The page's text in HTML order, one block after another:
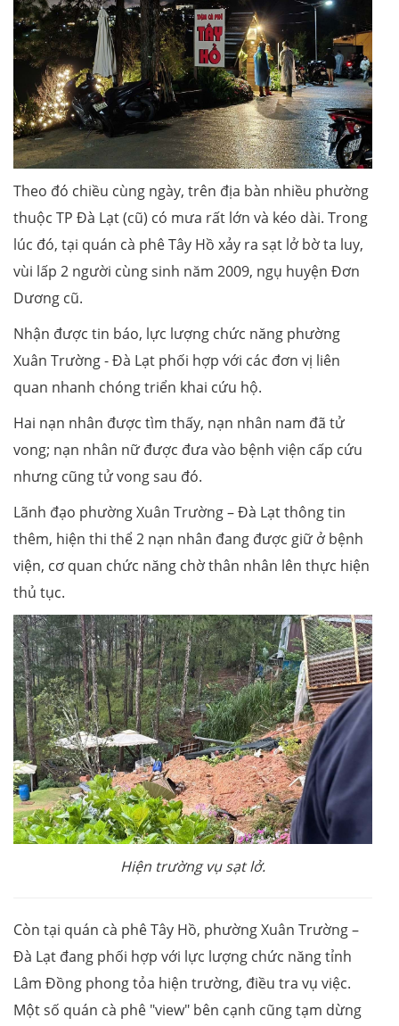
Theo đó chiều cùng ngày, trên địa bàn nhiều phường
thuộc TP Đà Lạt (cũ) có mưa rất lớn và kéo dài. Trong
lúc đó, tại quán cà phê Tây Hồ xảy ra sạt lở bờ ta luy,
vùi lấp 2 người cùng sinh năm 2009, ngụ huyện Đơn
Dương cũ.
Nhận được tin báo, lực lượng chức năng phường
Xuân Trường - Đà Lạt phối hợp với các đơn vị liên
quan nhanh chóng triển khai cứu hộ.
Hai nạn nhân được tìm thấy, nạn nhân nam đã tử
vong; nạn nhân nữ được đưa vào bệnh viện cấp cứu
nhưng cũng tử vong sau đó.
Lãnh đạo phường Xuân Trường – Đà Lạt thông tin
thêm, hiện thi thể 2 nạn nhân đang được giữ ở bệnh
viện, cơ quan chức năng chờ thân nhân lên thực hiện
thủ tục.
Hiện trường vụ sạt lở.
Còn tại quán cà phê Tây Hồ, phường Xuân Trường –
Đà Lạt đang phối hợp với lực lượng chức năng tỉnh
Lâm Đồng phong tỏa hiện trường, điều tra vụ việc.
Một số quán cà phê "view" bên cạnh cũng tạm dừng